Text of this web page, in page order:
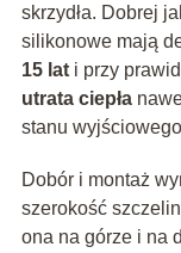
skrzydła. Dobrej
silikonowe mają
15 lati przy
utrata ciepła
stanu
Dobór i montaż
szerokość
ona na górze i na